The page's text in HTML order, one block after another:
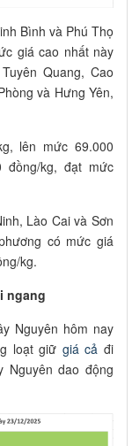
Bình và Phú Thọ
giá cao nhất này
Quang, Cao
và Hưng Yên,
lên mức 69.000
đồng/kg, đạt mức
Lào Cai và Sơn
có mức giá
kg.
ngang
Nguyên hôm nay
loạt giữ giá cả đi
Nguyên dao động